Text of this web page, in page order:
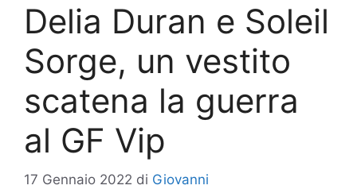
Delia Duran e Soleil
Sorge, un vestito
scatena la guerra
al GF Vip
17 Gennaio 2022 di Giovanni